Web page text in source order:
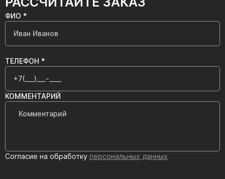
ФИО *
ТЕЛЕФОН *
КОММЕНТАРИЙ
Согласие на обработку персональных данных